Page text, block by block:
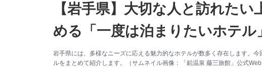
【岩手県】大切な人と訪れた
める「一度は泊まりたいホテル
岩手県には、多様なニーズに応える魅力的なホテルが数多く存在します。
ルをまとめて紹介します。（サムネイル画像：「鉛温泉 藤三旅館」公式Web